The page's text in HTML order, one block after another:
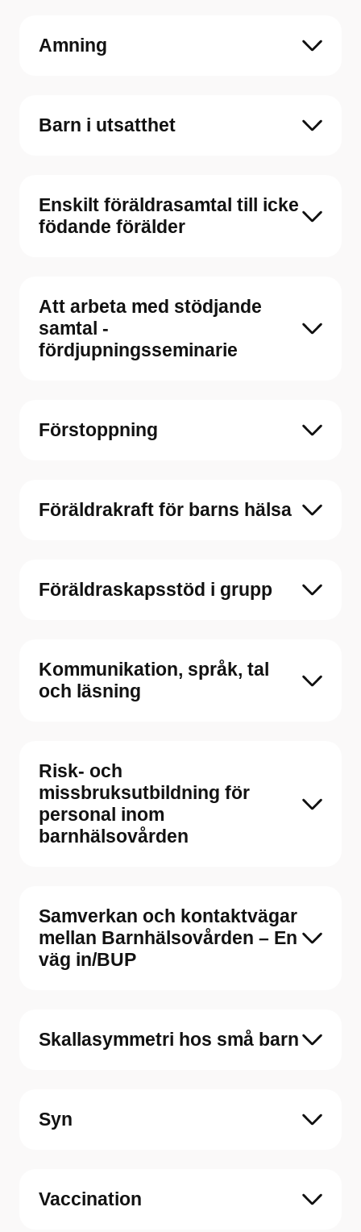
Amning
Barn i utsatthet
Enskilt föräldrasamtal till icke
födande förälder
Att arbeta med stödjande
samtal -
fördjupningsseminarie
Förstoppning
Föräldrakraft för barns hälsa
Föräldraskapsstöd i grupp
Kommunikation, språk, tal
och läsning
Risk- och
missbruksutbildning för
personal inom
barnhälsovården
Samverkan och kontaktvägar
mellan Barnhälsovården – En
väg in/BUP
Skallasymmetri hos små barn
Syn
Vaccination